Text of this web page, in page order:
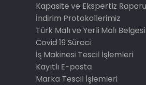
Kapasite ve Ekspertiz Raporu
İndirim Protokollerimiz
Türk Malı ve Yerli Malı Belgesi
Covid 19 Süreci
İş Makinesi Tescil İşlemleri
Kayıtlı E-posta
Marka Tescil İşlemleri